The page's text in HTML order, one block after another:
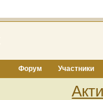
Форум Участники